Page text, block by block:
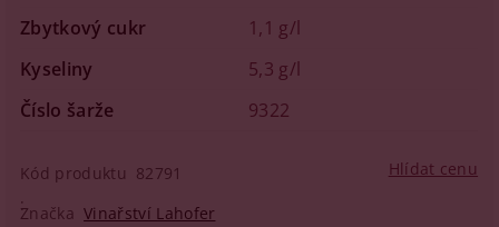
Zbytkový cukr
1,1 g/l
Kyseliny
5,3 g/l
Číslo šarže
9322
Kód produktu 82791
Značka Vinařství Lahofer
Hlídat cenu